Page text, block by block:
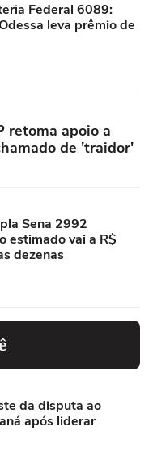
Federal 6089:
leva prêmio de
retoma apoio a
de 'traidor'
Sena 2992
estimado vai a R$
dezenas
da disputa ao
após liderar